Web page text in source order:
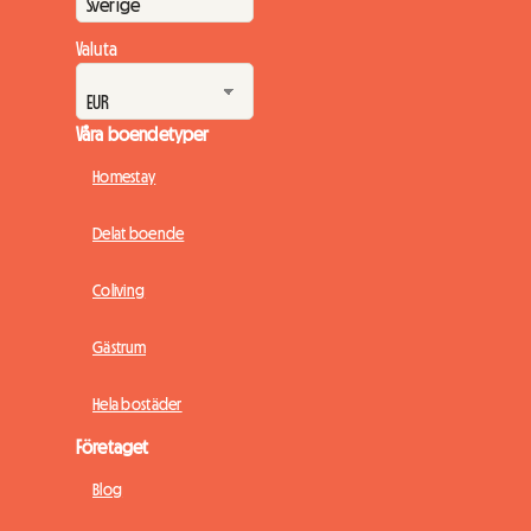
Valuta
Våra boendetyper
Homestay
Delat boende
Coliving
Gästrum
Hela bostäder
Företaget
Blog